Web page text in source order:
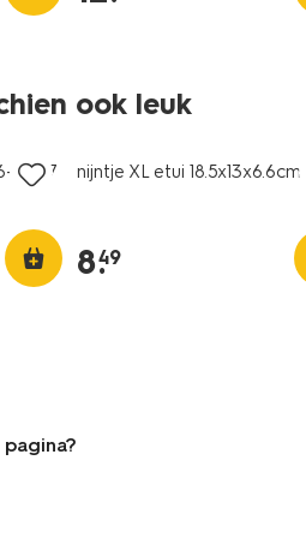
ook leuk
2027
nieuw
nijntje XL etui 18.5x13x6.6cm
8.
49